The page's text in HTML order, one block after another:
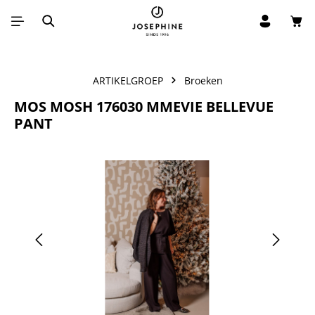
Ga naar de hoofdinhoud
ARTIKELGROEP Broeken
MOS MOSH 176030 MMEVIE BELLEVUE
PANT
Afbeeldingengalerij overslaan